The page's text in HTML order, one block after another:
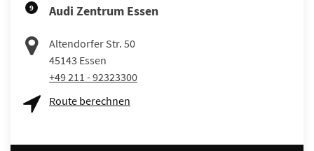
9 Audi Zentrum Essen
Altendorfer Str. 50
45143 Essen
+49 211 - 92323300
Route berechnen